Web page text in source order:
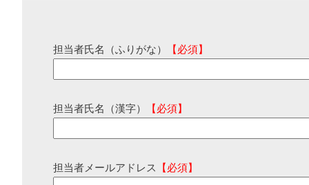
担当者氏名（ふりがな） 【必須】
担当者氏名（漢字） 【必須】
担当者メールアドレス 【必須】